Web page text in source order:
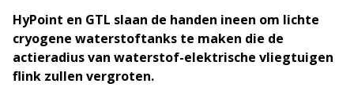
HyPoint en GTL slaan de handen ineen om lichte
cryogene waterstoftanks te maken die de
actieradius van waterstof-elektrische vliegtuigen
flink zullen vergroten.